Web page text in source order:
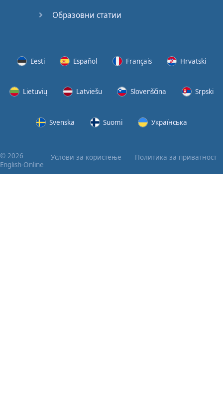
Образовни статии
Eesti Español Français Hrvatski
Lietuvių Latviešu Slovenščina Srpski
Svenska Suomi Українська
© 2026
English-Online
Услови за користење Политика за приватност